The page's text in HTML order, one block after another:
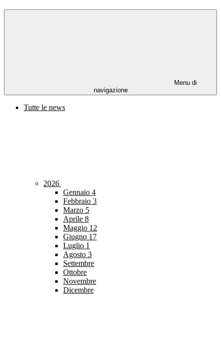
Menu di
navigazione
Tutte le news
2026
Gennaio 4
Febbraio 3
Marzo 5
Aprile 8
Maggio 12
Giugno 17
Luglio 1
Agosto 3
Settembre
Ottobre
Novembre
Dicembre